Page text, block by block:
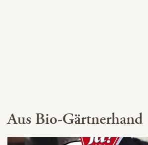
Aus Bio-Gärtnerhand